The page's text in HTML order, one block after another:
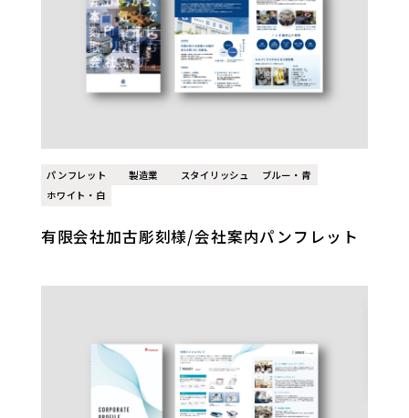
パンフレット 製造業 スタイリッシュ
ブルー・青
ホワイト・白
有限会社加古彫刻様/会社案内パンフレット